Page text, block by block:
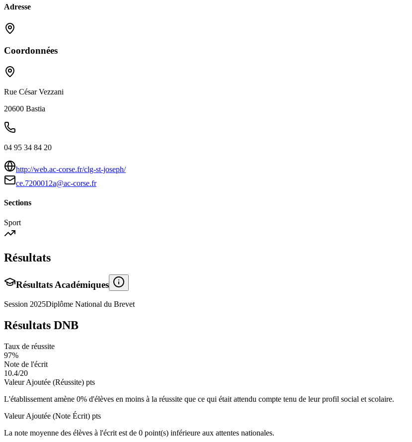
Adresse
Coordonnées
Rue César Vezzani
20600 Bastia
04 95 34 84 20
http://web.ac-corse.fr/clg-st-joseph/
ce.7200012a@ac-corse.fr
Sections
Sport
Résultats
Résultats Académiques
Session 2025Diplôme National du Brevet
Résultats DNB
Taux de réussite
97%
Note de l'écrit
10.4/20
Valeur Ajoutée (Réussite) pts
L'établissement amène 0% d'élèves en moins à la réussite que ce qui était attendu compte tenu de leur profil social et scolaire.
Valeur Ajoutée (Note Écrit) pts
La note moyenne des élèves à l'écrit est de 0 point(s) inférieure aux attentes nationales.